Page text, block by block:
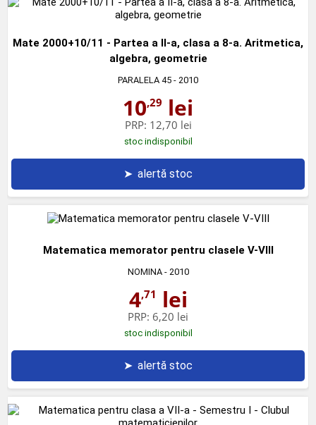
Mate 2000+10/11 - Partea a II-a, clasa a 8-a. Aritmetica,
algebra, geometrie
PARALELA 45 - 2010
10,29 lei
PRP: 12,70 lei
stoc indisponibil
➤ alertă stoc
Matematica memorator pentru clasele V-VIII
NOMINA- 2010
4,71 lei
PRP: 6,20 lei
stoc indisponibil
➤ alertă stoc